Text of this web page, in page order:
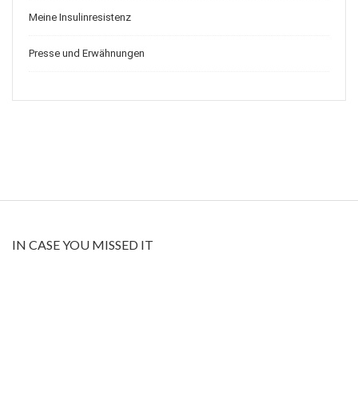
Meine Insulinresistenz
Presse und Erwähnungen
IN CASE YOU MISSED IT